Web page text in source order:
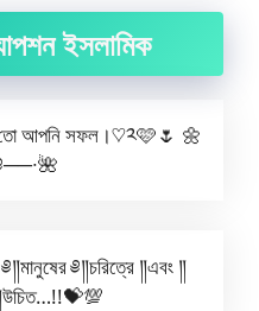
ইসলামিক
আপনি সফল।♡༢🩷🌷 🌼
༅༎চরিত্রে ༎এবং ༎
༎উচিত…!!💝💯